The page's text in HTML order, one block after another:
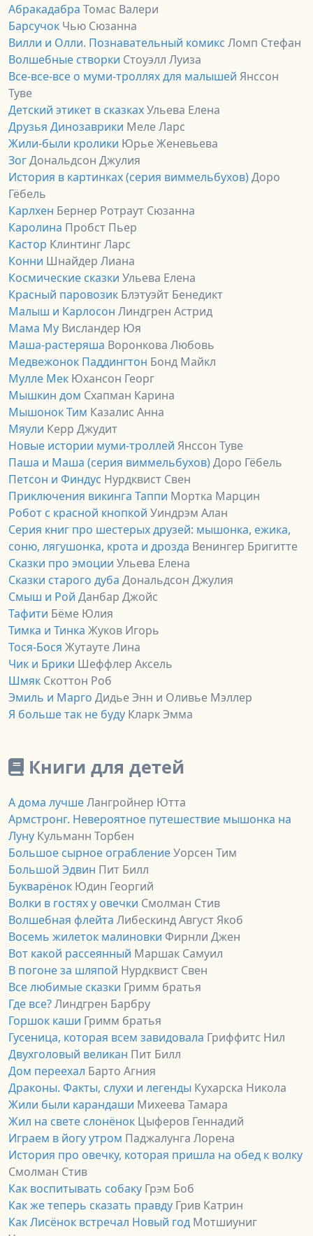
Абракадабра Томас Валери
Барсучок Чью Сюзанна
Вилли и Олли. Познавательный комикс Ломп Стефан
Волшебные створки Стоуэлл Луиза
Все-все-все о муми-троллях для малышей Янссон
Туве
Детский этикет в сказкахУльева Елена
Друзья Динозаврики Меле Ларс
Жили-были кролики Юрье Женевьева
ЗогДональдсон Джулия
История в картинках (серия виммельбухов)Доро
Гёбель
Карлхен Бернер Ротраут Сюзанна
Каролина Пробст Пьер
Кастор Клинтинг Ларс
Конни Шнайдер Лиана
Космические сказки Ульева Елена
Красный паровозик Блэтуэйт Бенедикт
Малыш и Карлосон Линдгрен Астрид
Мама Му Висландер Юя
Маша-растеряша Воронкова Любовь
Медвежонок Паддингтон Бонд Майкл
Мулле Мек Юхансон Георг
Мышкин дом Схапман Карина
Мышонок Тим Казалис Анна
Мяули Керр Джудит
Новые истории муми-троллей Янссон Туве
Паша и Маша (серия виммельбухов)Доро Гёбель
Петсон и Финдус Нурдквист Свен
Приключения викинга Таппи Мортка Марцин
Робот с красной кнопкой Уиндрэм Алан
Серия книг про шестерых друзей: мышонка, ежика,
соню, лягушонка, крота и дрозда Венингер Бригитте
Сказки про эмоции Ульева Елена
Сказки старого дуба Дональдсон Джулия
Смыш и Рой Данбар Джойс
Тафити Бёме Юлия
Тимка и Тинка Жуков Игорь
Тося-Бося Жутауте Лина
Чик и Брики Шеффлер Аксель
Шмяк Скоттон Роб
Эмиль и Марго Дидье Энн и Оливье Мэллер
Я больше так не буду Кларк Эмма
Книги для детей
А дома лучшеЛангройнер Ютта
Армстронг. Невероятное путешествие мышонка на
Луну Кульманн Торбен
Большое сырное ограблениеУорсен Тим
Большой Эдвин Пит Билл
Букварёнок Юдин Георгий
Волки в гостях у овечки Смолман Стив
Волшебная флейта Либескинд Август Якоб
Восемь жилеток малиновки Фирнли Джен
Вот какой рассеянный Маршак Самуил
В погоне за шляпой Нурдквист Свен
Все любимые сказки Гримм братья
Где все?Линдгрен Барбру
Горшок каши Гримм братья
Гусеница, которая всем завидовала Гриффитс Нил
Двухголовый великан Пит Билл
Дом переехал Барто Агния
Драконы. Факты, слухи и легенды Кухарска Никола
Жили были карандаши Михеева Тамара
Жил на свете слонёнок Цыферов Геннадий
Играем в йогу утром Паджалунга Лорена
История про овечку, которая пришла на обед к волку
Смолман Стив
Как воспитывать собаку Грэм Боб
Как же теперь сказать правду Грив Катрин
Как Лисёнок встречал Новый год Мотшиуниг